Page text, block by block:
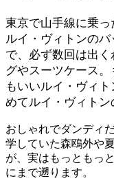
東京で山手線に乗
ルイ・ヴィトンの
で、必ず数回は出
グやスーツケース
もいいルイ・ヴィ
めてルイ・ヴィトン
おしゃれでダンディ
学していた森鴎外や
が、実はもっともっ
にまで遡ります。